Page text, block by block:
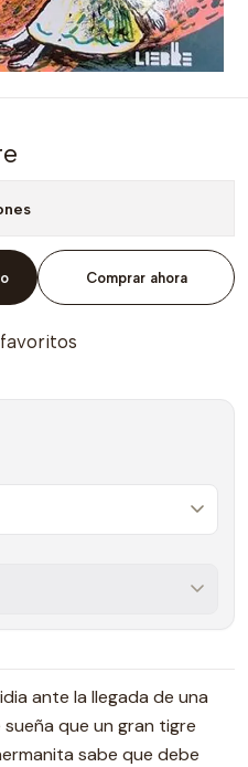
Comprar ahora
ante la llegada de una
que un gran tigre
sabe que debe